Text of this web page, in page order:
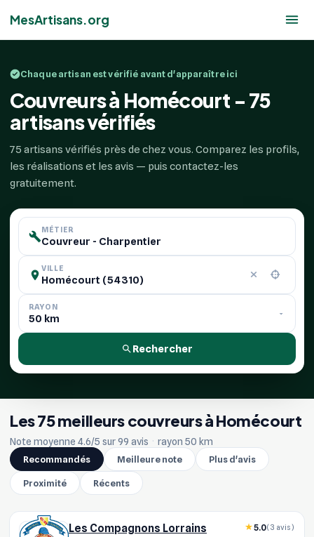
MesArtisans.org
Chaque artisan est vérifié avant d'apparaître ici
Couvreurs à Homécourt - 75
artisans vérifiés
75 artisans vérifiés près de chez vous. Comparez les profils,
les réalisations et les avis — puis contactez-les
gratuitement.
MÉTIER
VILLE
RAYON
Rechercher
Les 75 meilleurs couvreurs à Homécourt
Note moyenne 4.6/5 sur 99 avis · rayon 50 km
Recommandés
Meilleure note Plus d'avis
Proximité Récents
Les Compagnons Lorrains 5.0(3 avis)